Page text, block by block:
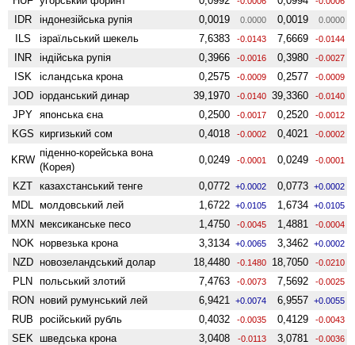
IDR індонезійська рупія 0,0019 0.0000 0,0019 0.0000
ILS ізраїльський шекель 7,6383 -0.0143 7,6669 -0.0144
INR індійська рупія 0,3966 -0.0016 0,3980 -0.0027
ISK ісландська крона 0,2575 -0.0009 0,2577 -0.0009
JOD іорданський динар 39,1970 -0.0140 39,3360 -0.0140
JPY японська єна 0,2500 -0.0017 0,2520 -0.0012
KGS киргизький сом 0,4018 -0.0002 0,4021 -0.0002
KRW
піденно-корейська вона
(Корея)
0,0249 -0.0001 0,0249 -0.0001
KZT казахстанський тенге 0,0772 +0.0002 0,0773 +0.0002
MDL молдовський лей 1,6722 +0.0105 1,6734 +0.0105
MXN мексиканське песо 1,4750 -0.0045 1,4881 -0.0004
NOK норвезька крона 3,3134 +0.0065 3,3462 +0.0002
NZD ново­зеландський долар 18,4480 -0.1480 18,7050 -0.0210
PLN польський злотий 7,4763 -0.0073 7,5692 -0.0025
RON новий румунський лей 6,9421 +0.0074 6,9557 +0.0055
RUB російський рубль 0,4032 -0.0035 0,4129 -0.0043
SEK шведська крона 3,0408 -0.0113 3,0781 -0.0036